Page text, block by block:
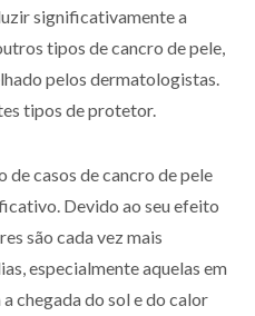
significativamente a
tipos de cancro de pele,
pelos dermatologistas.
tipos de protetor.
de casos de cancro de pele
Devido ao seu efeito
são cada vez mais
especialmente aquelas em
chegada do sol e do calor